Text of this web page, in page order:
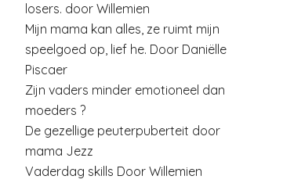
losers. door Willemien
Mijn mama kan alles, ze ruimt mijn
speelgoed op, lief he. Door Daniëlle
Piscaer
Zijn vaders minder emotioneel dan
moeders ?
De gezellige peuterpuberteit door
mama Jezz
Vaderdag skills Door Willemien